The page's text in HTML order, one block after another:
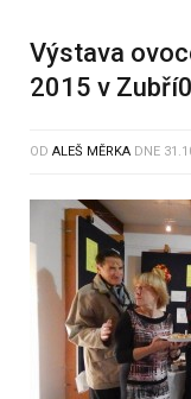
Výstava
2015 v
OD ALEŠ MĚRKA DNE